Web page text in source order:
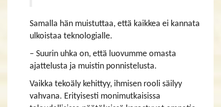
Samalla hän muistuttaa, että kaikkea ei kannata
ulkoistaa teknologialle.
– Suurin uhka on, että luovumme omasta
ajattelusta ja muistin ponnistelusta.
Vaikka tekoäly kehittyy, ihmisen rooli säilyy
vahvana. Erityisesti monimutkaisissa